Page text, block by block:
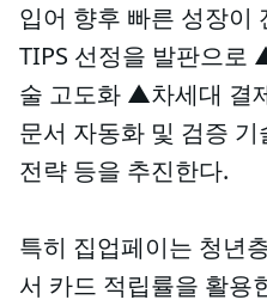
입어 향후 빠른 성장이
TIPS 선정을 발판으로
술 고도화 ▲차세대 결
문서 자동화 및 검증
전략 등을 추진한다.
특히 집업페이는 청년
서 카드 적립률을 활용